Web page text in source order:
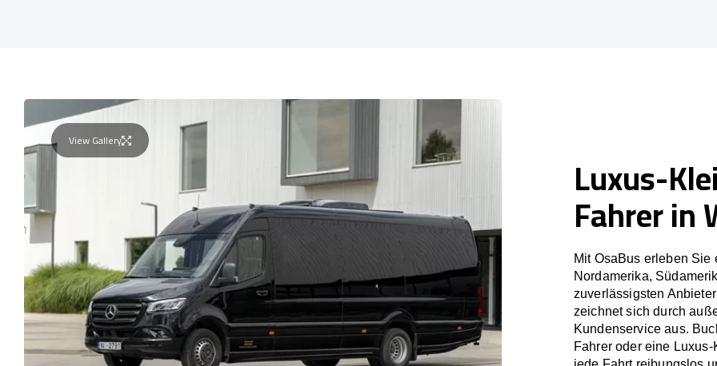
View Gallery
Luxus-
Fahrer in
Mit OsaBus erleben
Nordamerika,
zuverlässigsten
zeichnet sich durch
Kundenservice aus.
Fahrer oder eine